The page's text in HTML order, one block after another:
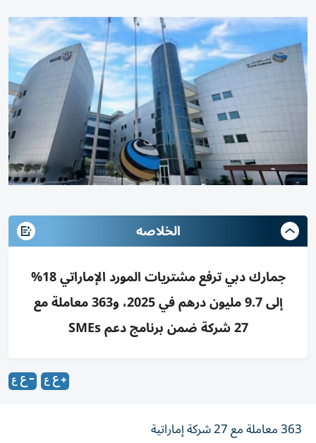
الخلاصه
جمارك دبي ترفع مشتريات المورد الإماراتي 18%
إلى 9.7 مليون درهم في 2025، و363 معاملة مع
27 شركة ضمن برنامج دعم SMEs
363 معاملة مع 27 شركة إماراتية